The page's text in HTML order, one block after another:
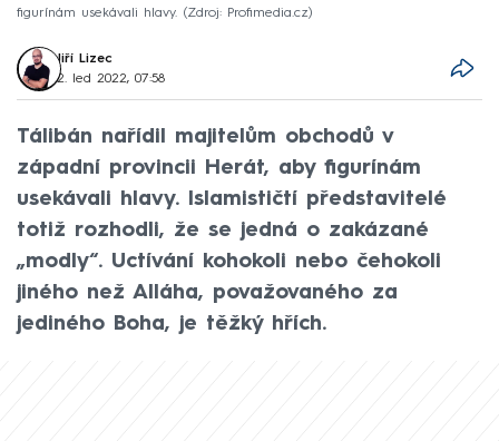
figurínám usekávali hlavy.
Zdroj: Profimedia.cz
Jiří Lizec
2. led 2022, 07:58
Tálibán nařídil majitelům obchodů v
západní provincii Herát, aby figurínám
usekávali hlavy. Islamističtí představitelé
totiž rozhodli, že se jedná o zakázané
„modly“. Uctívání kohokoli nebo čehokoli
jiného než Alláha, považovaného za
jediného Boha, je těžký hřích.